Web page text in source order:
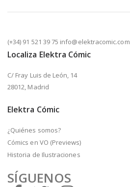
(+34) 91 521 39 75 info@elektracomic.com
Localiza Elektra Cómic
C/ Fray Luis de León, 14
28012, Madrid
Elektra Cómic
¿Quiénes somos?
Cómics en VO (Previews)
Historia de Ilustraciones
SÍGUENOS